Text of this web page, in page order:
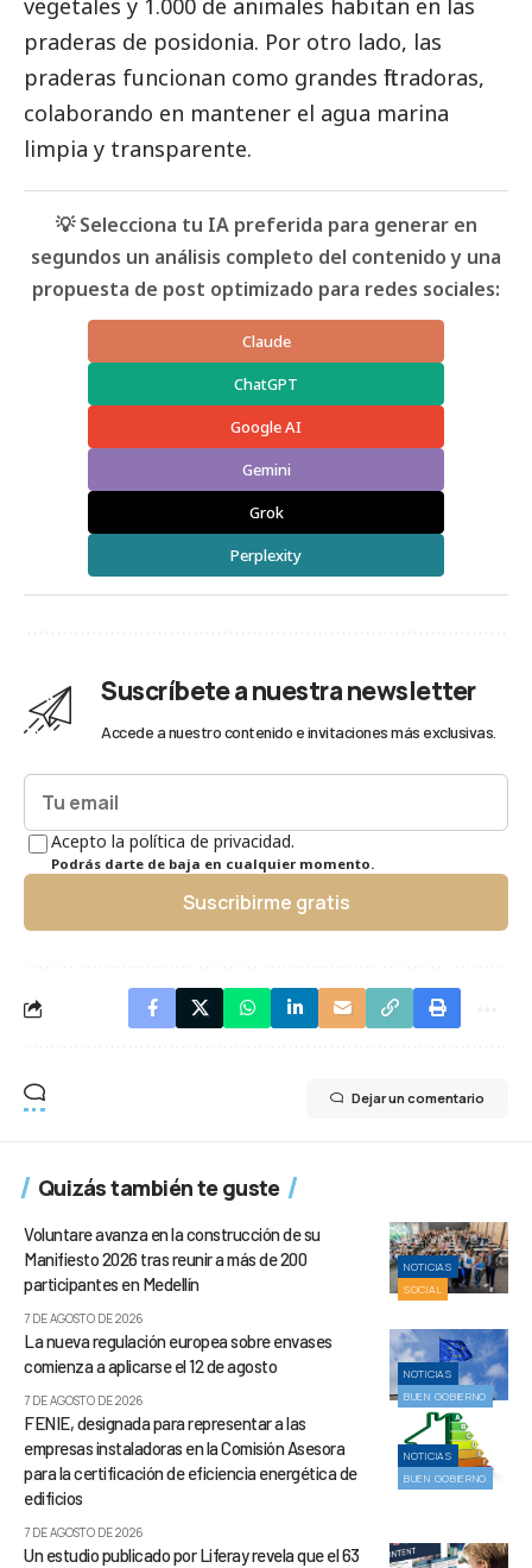
vegetales y 1.000 de animales habitan en las
praderas de posidonia. Por otro lado, las
praderas funcionan como grandes filtradoras,
colaborando en mantener el agua marina
limpia y transparente.
💡 Selecciona tu IA preferida para generar en
segundos un análisis completo del contenido y una
propuesta de post optimizado para redes sociales:
Claude
ChatGPT
Google AI
Gemini
Grok
Perplexity
Suscríbete a nuestra newsletter
Accede a nuestro contenido e invitaciones más exclusivas.
Acepto la política de privacidad.
Podrás darte de baja en cualquier momento.
Suscribirme gratis
Dejar un comentario
Quizás también te guste
NOTICIAS
SOCIAL
Voluntare avanza en la construcción de su
Manifiesto 2026 tras reunir a más de 200
participantes en Medellín
7 DE AGOSTO DE 2026
NOTICIAS
BUEN GOBIERNO
La nueva regulación europea sobre envases
comienza a aplicarse el 12 de agosto
7 DE AGOSTO DE 2026
NOTICIAS
BUEN GOBIERNO
FENIE, designada para representar a las
empresas instaladoras en la Comisión Asesora
para la certificación de eficiencia energética de
edificios
7 DE AGOSTO DE 2026
Un estudio publicado por Liferay revela que el 63